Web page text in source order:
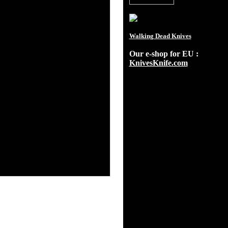
Walking Dead Knives
Our e-shop for EU :
KnivesKnife.com